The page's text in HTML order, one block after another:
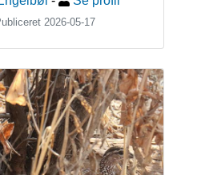
2026-05-17